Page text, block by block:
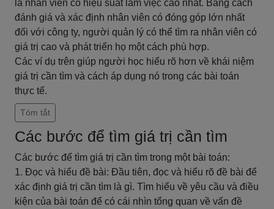
là nhân viên có hiệu suất làm việc cao nhất. Bằng cách
đánh giá và xác định nhân viên có đóng góp lớn nhất
đối với công ty, người quản lý có thể tìm ra nhân viên có
giá trị cao và phát triển họ một cách phù hợp.
Các ví dụ trên giúp người học hiểu rõ hơn về khái niệm
giá trị cần tìm và cách áp dụng nó trong các bài toán
thực tế.
Tóm tắt
Các bước để tìm giá trị cần tìm
Các bước để tìm giá trị cần tìm trong một bài toán:
1. Đọc và hiểu đề bài: Đầu tiên, đọc và hiểu rõ đề bài để
xác định giá trị cần tìm là gì. Tìm hiểu về yêu cầu và điều
kiện của bài toán để có cái nhìn tổng quan về vấn đề